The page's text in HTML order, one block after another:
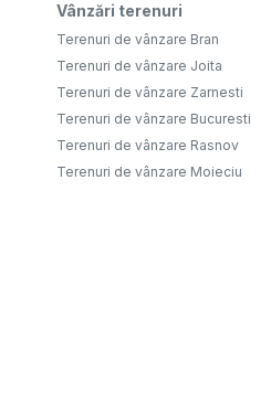
Vânzări terenuri
Terenuri de vânzare Bran
Terenuri de vânzare Joita
Terenuri de vânzare Zarnesti
Terenuri de vânzare Bucuresti
Terenuri de vânzare Rasnov
Terenuri de vânzare Moieciu